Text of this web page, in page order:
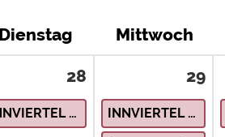
Dienstag Mittwoch
28
INNVIERTEL – Natur & Landschaft
29
INNVIERTEL – Natur & Landschaft